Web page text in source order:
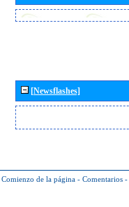
[Newsflashes]
Comienzo de la página - Comentarios -